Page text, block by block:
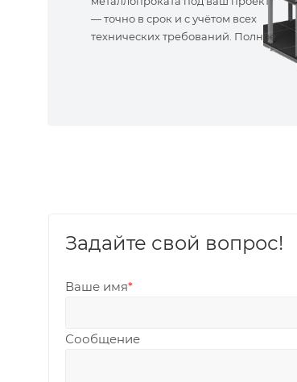
— точно в срок и с учётом всех
технических требований. Полное
Задайте свой вопрос!
Ваше имя*
Сообщение